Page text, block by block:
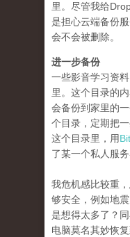
里。尽管我给
是担心云端备份
会不会被删除。
进一步备份
一些影音学习资
里。这个目录的
会备份到家里的
个目录，定期把
这个目录里，用
了某一个私人服务
我危机感比较重
够安全，例如地
是想得太多了？
电脑莫名其妙恢